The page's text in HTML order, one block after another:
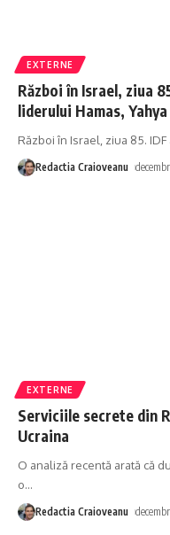
EXTERNE
Război în Israel, ziua
liderului Hamas,
Război în Israel, ziua 85.
Redactia Craioveanu
EXTERNE
Serviciile secrete din
Ucraina
O analiză recentă arată că
o…
Redactia Craioveanu